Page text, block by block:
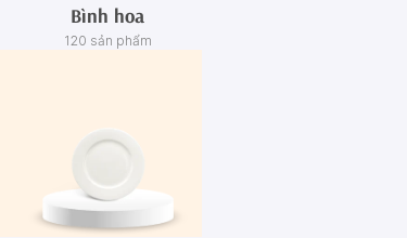
Bình hoa
120 sản phẩm